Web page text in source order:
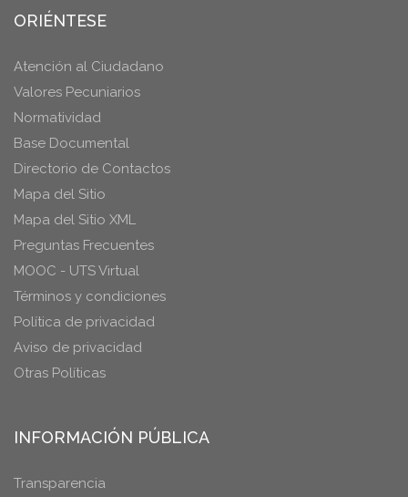
ORIÉNTESE
Atención al Ciudadano
Valores Pecuniarios
Normatividad
Base Documental
Directorio de Contactos
Mapa del Sitio
Mapa del Sitio XML
Preguntas Frecuentes
MOOC - UTS Virtual
Términos y condiciones
Política de privacidad
Aviso de privacidad
Otras Políticas
INFORMACIÓN PÚBLICA
Transparencia